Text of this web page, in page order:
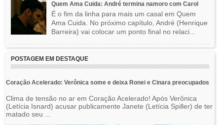
Quem Ama Cuida: André termina namoro com Carol
É o fim da linha para mais um casal em Quem
Ama Cuida. No próximo capítulo, André (Henrique
Barreira) vai colocar um ponto final no relaci...
POSTAGEM EM DESTAQUE
Coração Acelerado: Verônica some e deixa Ronei e Cinara preocupados
Clima de tensão no ar em Coração Acelerado! Após Verônica
(Letícia Isnard) acusar publicamente Janete (Letícia Spiller) de ter
matado seu ...